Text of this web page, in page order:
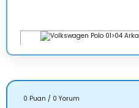
0 Puan / 0 Yorum